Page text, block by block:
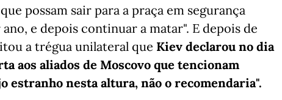
possam sair para a praça em segurança
e depois continuar a matar". E depois de
a trégua unilateral que Kiev declarou no dia
aos aliados de Moscovo que tencionam
estranho nesta altura, não o recomendaria".